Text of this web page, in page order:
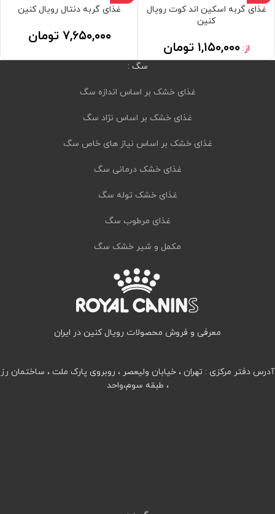
غذای گربه اسکین اند کوت رویال
کنین
از:۱,۱۵۰,۰۰۰ تومان
غذای گربه دنتال رویال کنین
۷,۶۵۰,۰۰۰ تومان
سگ :
غذای خشک بر اساس اندازه سگ
غذای خشک بر اساس نژاد سگ
غذای خشک بر اساس نیاز های خاص سگ
غذای خشک درمانی سگ
غذای خشک توله سگ
غذای مرطوب سگ
مکمل و شیر خشک سگ
معرفی و فروش محصولات رویال کنین در ایران
آدرس دفتر مرکزی : تهران ، خیابان ولیعصر ، روبروی پارک ملت ، ساختمان رز
، طبقه سوم،واحد